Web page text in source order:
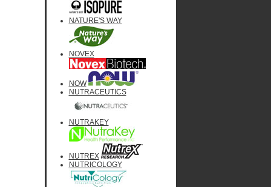
NATURE'S WAY
NOVEX
NOW
NUTRACEUTICS
NUTRAKEY
NUTREX
NUTRICOLOGY